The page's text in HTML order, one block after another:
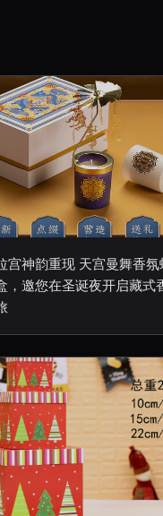
宫神韵重现 天宫曼舞香氛
，邀您在圣诞夜开启藏式